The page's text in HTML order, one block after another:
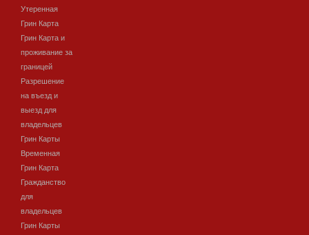
Утеренная
Грин Карта
Грин Карта и
проживание за
границей
Разрешение
на въезд и
выезд для
владельцев
Грин Карты
Временная
Грин Карта
Гражданство
для
владельцев
Грин Карты